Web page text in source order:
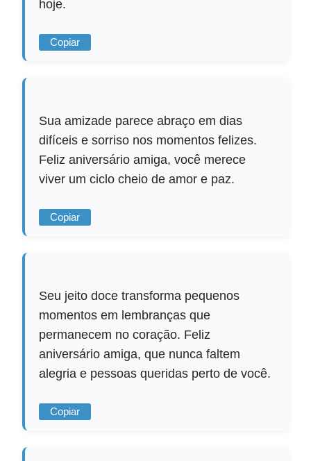
hoje.
Copiar
Sua amizade parece abraço em dias
difíceis e sorriso nos momentos felizes.
Feliz aniversário amiga, você merece
viver um ciclo cheio de amor e paz.
Copiar
Seu jeito doce transforma pequenos
momentos em lembranças que
permanecem no coração. Feliz
aniversário amiga, que nunca faltem
alegria e pessoas queridas perto de você.
Copiar